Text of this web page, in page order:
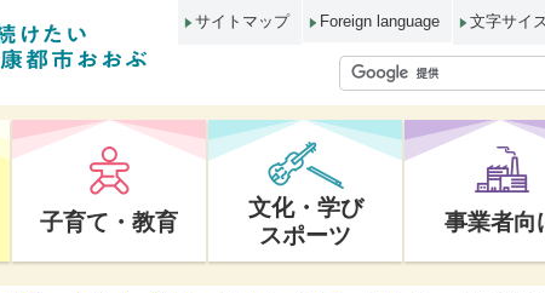
サイトマップ Foreign language 文字サイ
子育て・教育
文化・学び
スポーツ
事業者向